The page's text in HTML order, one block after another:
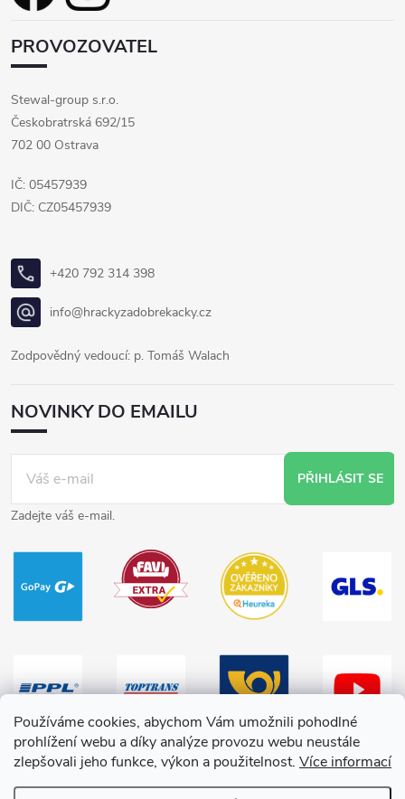
Používáme cookies, abychom Vám umožnili pohodlné
prohlížení webu a díky analýze provozu webu neustále
zlepšovali jeho funkce, výkon a použitelnost. Více informací
PROVOZOVATEL
Stewal-group s.r.o.
Českobratrská 692/15
702 00 Ostrava
IČ: 05457939
DIČ: CZ05457939
+420 792 314 398
info@hrackyzadobrekacky.cz
Zodpovědný vedoucí: p. Tomáš Walach
NOVINKY DO EMAILU
PŘIHLÁSIT SE
Zadejte váš e-mail.